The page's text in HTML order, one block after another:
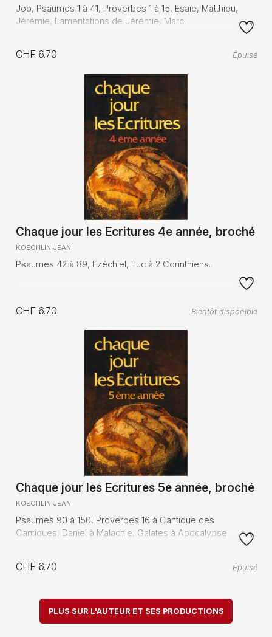
Job, Psaumes 1 à 41, Proverbes 1 à 15, Esaïe, Matthieu,
Jérémie, Lamentations de Jérémie, Marc.
CHF 6.70 Épuisé
Chaque jour les Ecritures 4e année, broché
KOECHLIN JEAN
Psaumes 42 à 89, Ezéchiel, Luc à 2 Corinthiens.
CHF 6.70 Bientôt disponible
Chaque jour les Ecritures 5e année, broché
KOECHLIN JEAN
Psaumes 90 à 150, Proverbes 16 à Cantique des
Cantiques, Daniel à Malachie, Galates à Apocalypse.
CHF 6.70 Épuisé
PLUS SUR L'AUTEUR ET SES PRODUCTIONS